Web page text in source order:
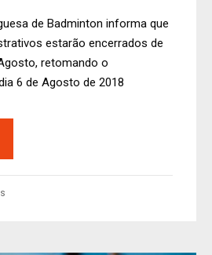
de Badminton informa que
estarão encerrados de
retomando o
6 de Agosto de 2018